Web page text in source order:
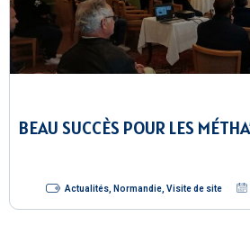
BEAU SUCCÈS POUR LES
Actualités Normandie Visite de site